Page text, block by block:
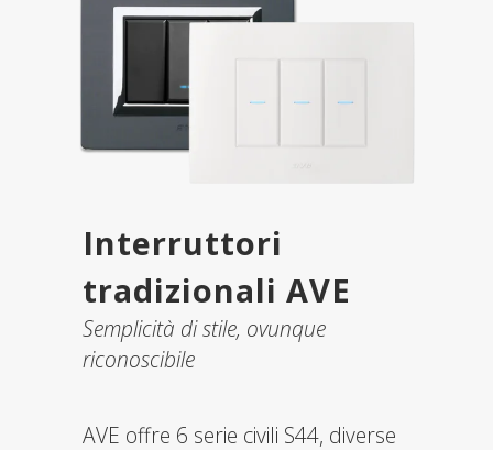
Interruttori
tradizionali AVE
Semplicità di stile, ovunque
riconoscibile
AVE offre 6 serie civili S44, diverse